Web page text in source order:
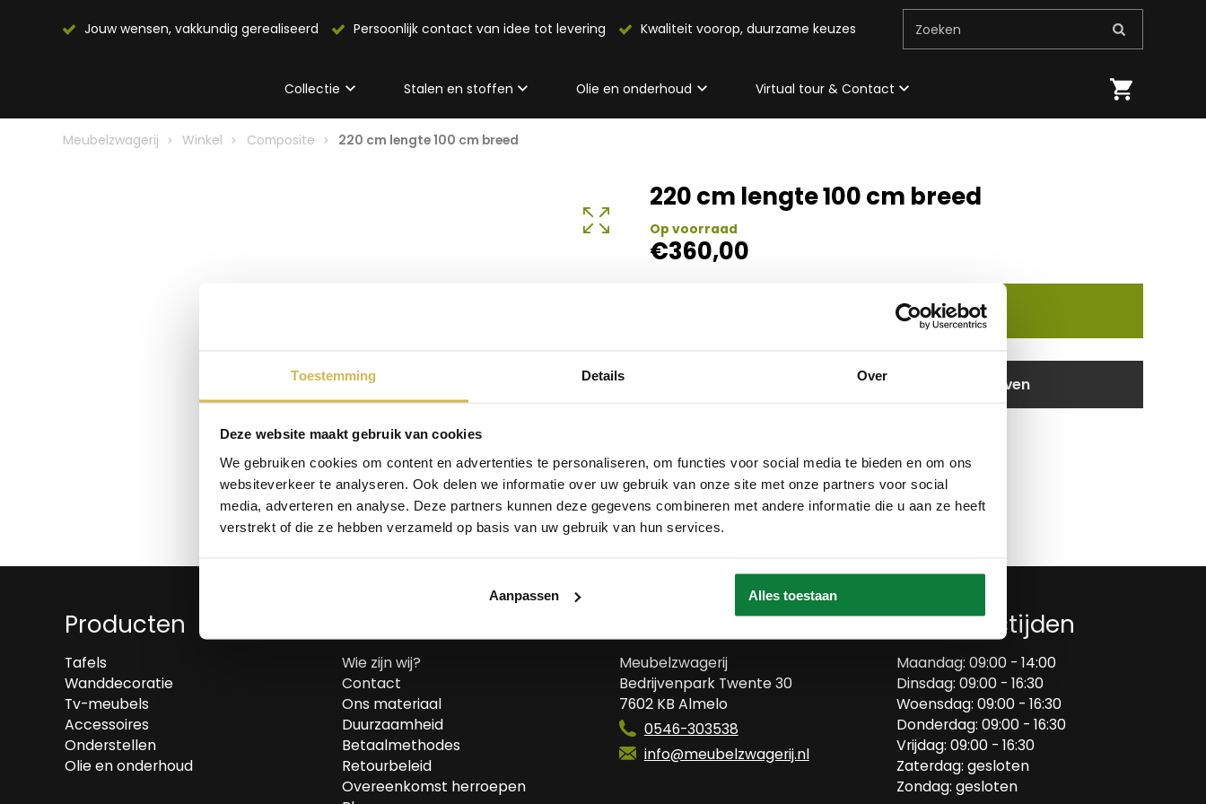
Toestemming Details Over
Deze website maakt gebruik van cookies
We gebruiken cookies om content en advertenties te personaliseren, om functies voor social media te bieden en om ons
websiteverkeer te analyseren. Ook delen we informatie over uw gebruik van onze site met onze partners voor social
media, adverteren en analyse. Deze partners kunnen deze gegevens combineren met andere informatie die u aan ze heeft
verstrekt of die ze hebben verzameld op basis van uw gebruik van hun services.
Aanpassen Alles toestaan
Jouw wensen, vakkundig gerealiseerd Persoonlijk contact van idee tot levering Kwaliteit voorop, duurzame keuzes Zoeken
Collectie Stalen en stoffen Olie en onderhoud Virtual tour & Contact
Meubelzwagerij Winkel Composite 220 cm lengte 100 cm breed
220 cm lengte 100 cm breed
Op voorraad
€360,00
In winkelmand
Info aanvragen / wensen doorgeven
Producten
Tafels
Wanddecoratie
Tv-meubels
Accessoires
Onderstellen
Olie en onderhoud
Wie zijn wij?
Contact
Ons materiaal
Duurzaamheid
Betaalmethodes
Retourbeleid
Overeenkomst herroepen
Meubelzwagerij
Bedrijvenpark Twente 30
7602 KB Almelo
0546-303538
info@meubelzwagerij.nl
Openingstijden
Maandag: 09:00 - 14:00
Dinsdag: 09:00 - 16:30
Woensdag: 09:00 - 16:30
Donderdag: 09:00 - 16:30
Vrijdag: 09:00 - 16:30
Zaterdag: gesloten
Zondag: gesloten